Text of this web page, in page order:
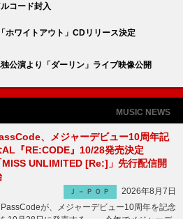
コード封入
ホワイトアウト」CDリリース決定
公演より「ダーリン」ライブ映像公開
MUSIC NEWS
、メジャーデビュー10周年記
AL『RE:CODE』10/28発売決定
MISS UNLIMITED [Re:]」先行配信開
Ｊ－ＰＯＰ
2026年8月7日
が、メジャーデビュー10周年を記念